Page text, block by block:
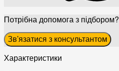
Потрібна допомога з підбором?
Зв'язатися з консультантом
Характеристики